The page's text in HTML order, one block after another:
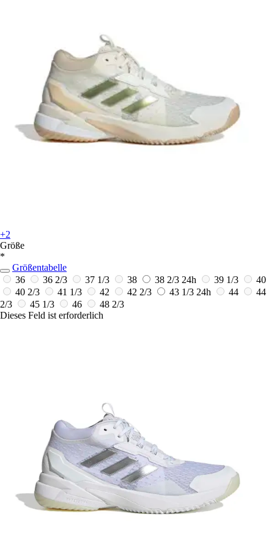
+2
Größe
*
Größentabelle
36
36 2/3 37 1/3 38 38 2/3 24h 39 1/3
40
40 2/3
41 1/3 42 42 2/3 43 1/3 24h 44
44
2/3
45 1/3 46
48 2/3
Dieses Feld ist erforderlich